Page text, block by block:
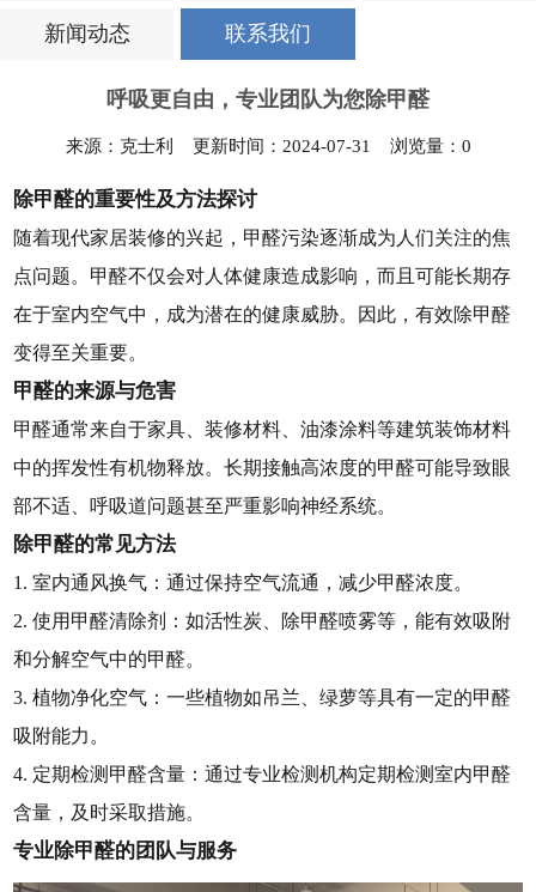
新闻动态 联系我们
呼吸更自由，专业团队为您除甲醛
来源：克士利 更新时间：2024-07-31 浏览量： 0
除甲醛的重要性及方法探讨
随着现代家居装修的兴起，甲醛污染逐渐成为人们关注的焦
点问题。甲醛不仅会对人体健康造成影响，而且可能长期存
在于室内空气中，成为潜在的健康威胁。因此，有效除甲醛
变得至关重要。
甲醛的来源与危害
甲醛通常来自于家具、装修材料、油漆涂料等建筑装饰材料
中的挥发性有机物释放。长期接触高浓度的甲醛可能导致眼
部不适、呼吸道问题甚至严重影响神经系统。
除甲醛的常见方法
1. 室内通风换气：通过保持空气流通，减少甲醛浓度。
2. 使用甲醛清除剂：如活性炭、除甲醛喷雾等，能有效吸附
和分解空气中的甲醛。
3. 植物净化空气：一些植物如吊兰、绿萝等具有一定的甲醛
吸附能力。
4. 定期检测甲醛含量：通过专业检测机构定期检测室内甲醛
含量，及时采取措施。
专业除甲醛的团队与服务